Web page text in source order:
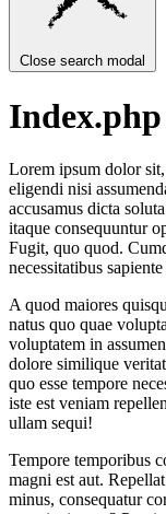
Close search modal
Index.php
Lorem ipsum dolor
eligendi nisi
accusamus dicta
itaque consequuntur
Fugit, quo quod.
necessitatibus
A quod maiores
natus quo quae
voluptatem in
dolore similique
quo esse tempore
iste est veniam
ullam sequi!
Tempore temporibus
magni est aut.
minus, consequatur